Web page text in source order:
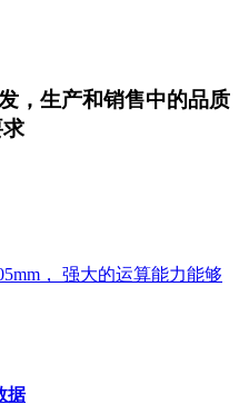
，生产和销售中的品质
， 强大的运算能力能够
据